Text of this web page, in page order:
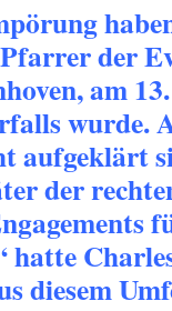
der
am
wurde.
aufgeklärt
der
hatte
diesem